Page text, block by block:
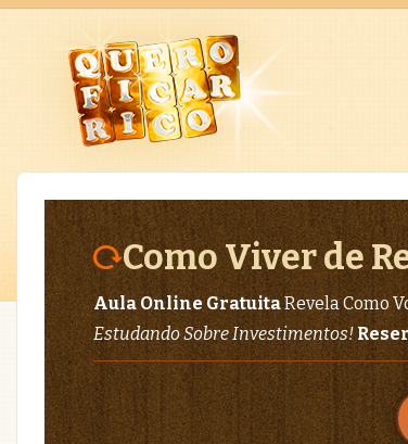
Como Viver de
Aula Online GratuitaRevela Como
Estudando Sobre Investimentos!